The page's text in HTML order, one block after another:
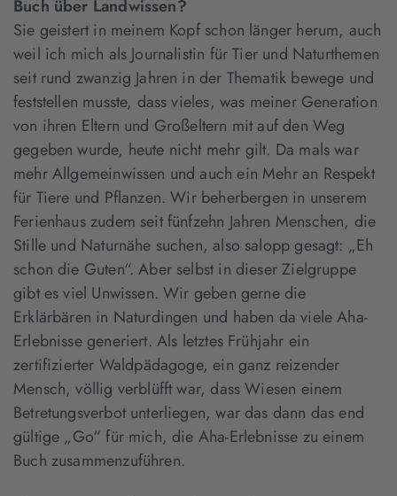
Buch über Landwissen?
Sie geistert in meinem Kopf schon länger herum, auch
weil ich mich als Journalistin für Tier und Naturthemen
seit rund zwanzig Jahren in der Thematik bewege und
feststellen musste, dass vieles, was meiner Generation
von ihren Eltern und Großeltern mit auf den Weg
gegeben wurde, heute nicht mehr gilt. Da mals war
mehr Allgemeinwissen und auch ein Mehr an Respekt
für Tiere und Pflanzen. Wir beherbergen in unserem
Ferienhaus zudem seit fünfzehn Jahren Menschen, die
Stille und Naturnähe suchen, also salopp gesagt: „Eh
schon die Guten“. Aber selbst in dieser Zielgruppe
gibt es viel Unwissen. Wir geben gerne die
Erklärbären in Naturdingen und haben da viele Aha-
Erlebnisse generiert. Als letztes Frühjahr ein
zertifizierter Waldpädagoge, ein ganz reizender
Mensch, völlig verblüfft war, dass Wiesen einem
Betretungsverbot unterliegen, war das dann das end
gültige „Go“ für mich, die Aha-Erlebnisse zu einem
Buch zusammenzuführen.